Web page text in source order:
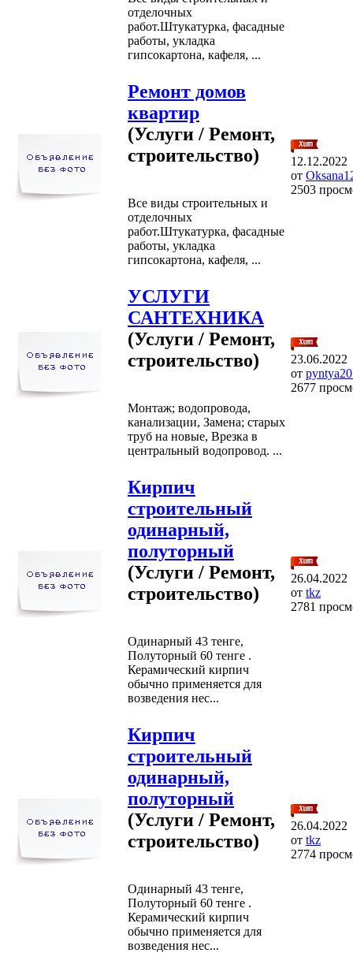
отделочных
работ.Штукатурка, фасадные
работы, укладка
гипсокартона, кафеля, ...
Ремонт домов
квартир
(Услуги / Ремонт,
строительство)
Все виды строительных и
отделочных
работ.Штукатурка, фасадные
работы, укладка
гипсокартона, кафеля, ...
12.12.2022
от
2503
УСЛУГИ
САНТЕХНИКА
(Услуги / Ремонт,
строительство)
Монтаж; водопровода,
канализации, Замена; старых
труб на новые, Врезка в
центральный водопровод. ...
23.06.2022
от
2677
Кирпич
строительный
одинарный,
полуторный
(Услуги / Ремонт,
строительство)
Одинарный 43 тенге,
Полуторный 60 тенге .
Керамический кирпич
обычно применяется для
возведения нес...
26.04.2022
от tkz
2781
Кирпич
строительный
одинарный,
полуторный
(Услуги / Ремонт,
строительство)
Одинарный 43 тенге,
Полуторный 60 тенге .
Керамический кирпич
обычно применяется для
возведения нес...
26.04.2022
от tkz
2774